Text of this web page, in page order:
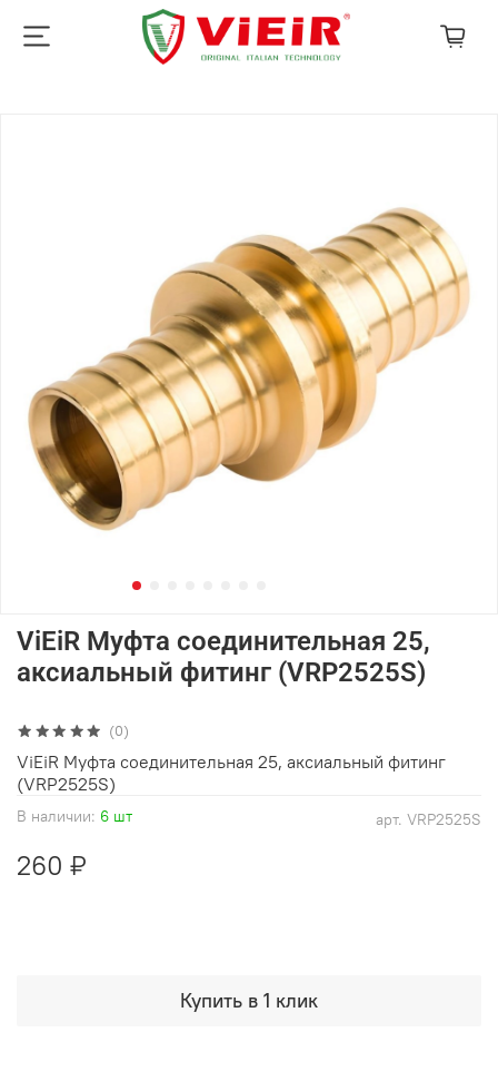
(0)
арт. VRP2525S
В наличии: 6 шт
ViEiR Муфта соединительная 25,
аксиальный фитинг (VRP2525S)
260 ₽
Купить в 1 клик
ViEiR Муфта соединительная 25, аксиальный фитинг
(VRP2525S)